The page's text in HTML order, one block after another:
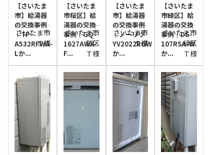
【さいたま
市】給湯器
の交換事例
｜TP-
A532RFWA-
Lか...
さいたま市
Ｓ様
【さいたま
市桜区】給
湯器の交換
事例｜GQ-
1627AWX-
F...
さいたま市
桜区
Ｔ様
【さいたま
市】給湯器
の交換事例
｜ノーリツ
YV2022RGW
か...
さいたま市
Ｓ様
【さいたま
市緑区】給
湯器の交換
事例｜DS-
107RSA-W
か...
さいたま市
緑区
Ｔ様